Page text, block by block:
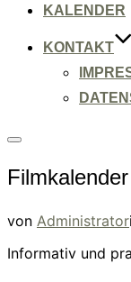
KALENDER
KONTAKT
Seitenleiste
Navigation
umschalten
von Administrator
Informativ und